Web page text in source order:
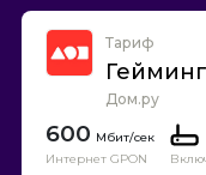
Тариф
Дом.ру
600
Интернет GPON